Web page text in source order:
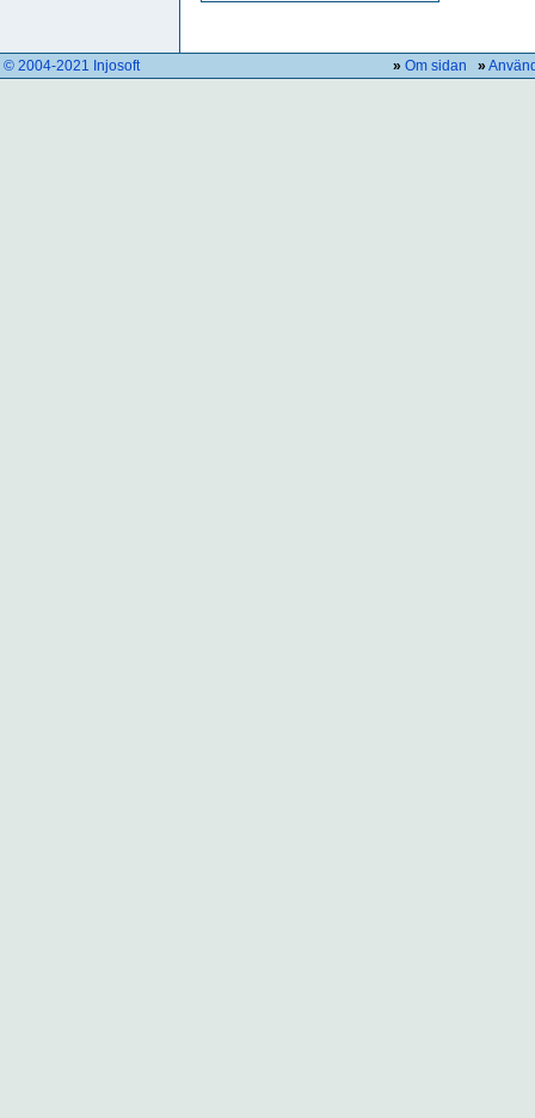
© 2004-2021 Injosoft » Om sidan »